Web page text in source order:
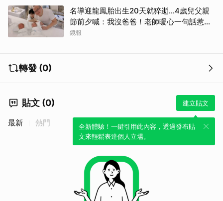
名導迎龍鳳胎出生20天就猝逝...4歲兒父親
節前夕喊：我沒爸爸！老師暖心一句話惹哭
遺孀
鏡報
轉發 (0)
貼文 (0) 建立貼文
全新體驗！一鍵引用此內容，透過發布貼
文來輕鬆表達個人立場。
最新 熱門